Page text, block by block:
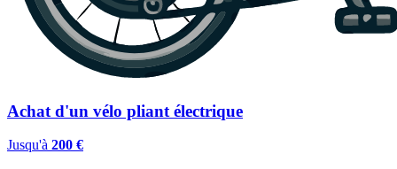
Achat d'un vélo pliant électrique
Jusqu'à 200 €